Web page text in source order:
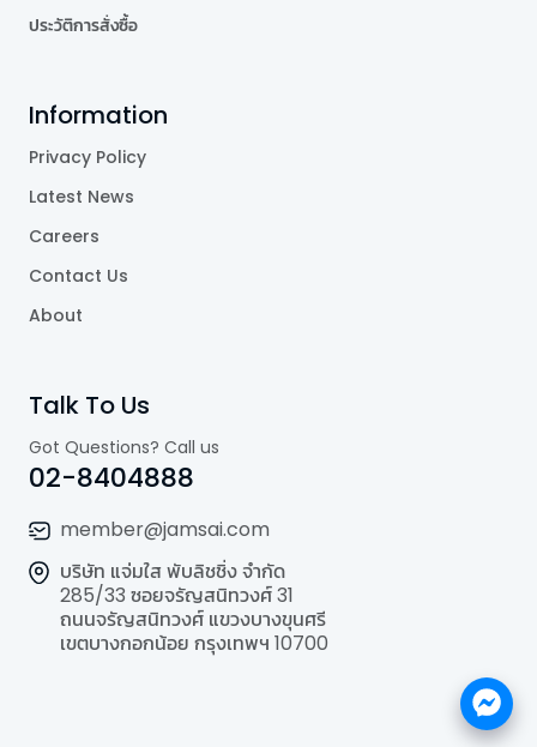
ประวัติการสั่งซื้อ
Information
Privacy Policy
Latest News
Careers
Contact Us
About
Talk To Us
Got Questions? Call us
02-8404888
member@jamsai.com
บริษัท แจ่มใส พับลิชชิ่ง จำกัด
285/33 ซอยจรัญสนิทวงศ์ 31
ถนนจรัญสนิทวงศ์ แขวงบางขุนศรี
เขตบางกอกน้อย กรุงเทพฯ 10700